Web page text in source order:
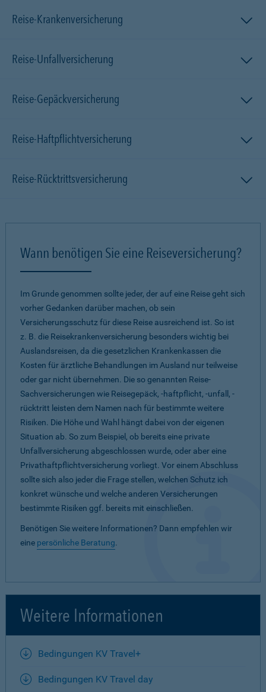
Reise-Krankenversicherung
Reise-Unfallversicherung
Reise-Gepäckversicherung
Reise-Haftpflichtversicherung
Reise-Rücktrittsversicherung
Wann benötigen Sie eine Reiseversicherung?
Im Grunde genommen sollte jeder, der auf eine Reise geht sich
vorher Gedanken darüber machen, ob sein
Versicherungsschutz für diese Reise ausreichend ist. So ist
z. B. die Reisekrankenversicherung besonders wichtig bei
Auslandsreisen, da die gesetzlichen Krankenkassen die
Kosten für ärztliche Behandlungen im Ausland nur teilweise
oder gar nicht übernehmen. Die so genannten Reise-
Sachversicherungen wie Reisegepäck, -haftpflicht, -unfall, -
rücktritt leisten dem Namen nach für bestimmte weitere
Risiken. Die Höhe und Wahl hängt dabei von der eigenen
Situation ab. So zum Beispiel, ob bereits eine private
Unfallversicherung abgeschlossen wurde, oder aber eine
Privathaftpflichtversicherung vorliegt. Vor einem Abschluss
sollte sich also jeder die Frage stellen, welchen Schutz ich
konkret wünsche und welche anderen Versicherungen
bestimmte Risiken ggf. bereits mit einschließen.
Benötigen Sie weitere Informationen? Dann empfehlen wir
eine persönliche Beratung.
Weitere Informationen
Bedingungen KV Travel+
Bedingungen KV Travel day